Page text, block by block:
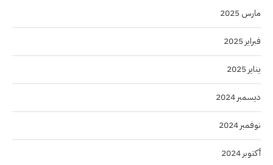
مارس 2025
فبراير 2025
يناير 2025
ديسمبر 2024
نوفمبر 2024
أكتوبر 2024